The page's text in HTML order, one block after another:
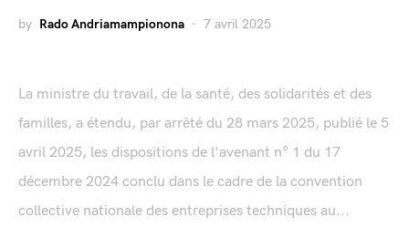
by Rado Andriamampionona 7 avril 2025
La ministre du travail, de la santé, des solidarités et des
familles, a étendu, par arrêté du 28 mars 2025, publié le 5
avril 2025, les dispositions de l'avenant n° 1 du 17
décembre 2024 conclu dans le cadre de la convention
collective nationale des entreprises techniques au...